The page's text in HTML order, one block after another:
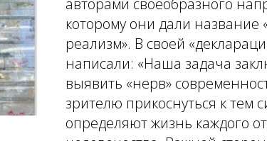
авторами своеобразного
которому они дали название
реализм». В своей
написали: «Наша задача
выявить «нерв»
зрителю прикоснуться к тем
определяют жизнь каждого